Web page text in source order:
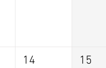
14 15